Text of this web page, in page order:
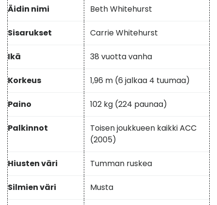
Äidin nimi Beth Whitehurst
Sisarukset Carrie Whitehurst
Ikä 38 vuotta vanha
Korkeus 1,96 m (6 jalkaa 4 tuumaa)
Paino 102 kg (224 paunaa)
Palkinnot Toisen joukkueen kaikkiACC
(2005)
Hiusten väri Tumman ruskea
Silmien väri Musta